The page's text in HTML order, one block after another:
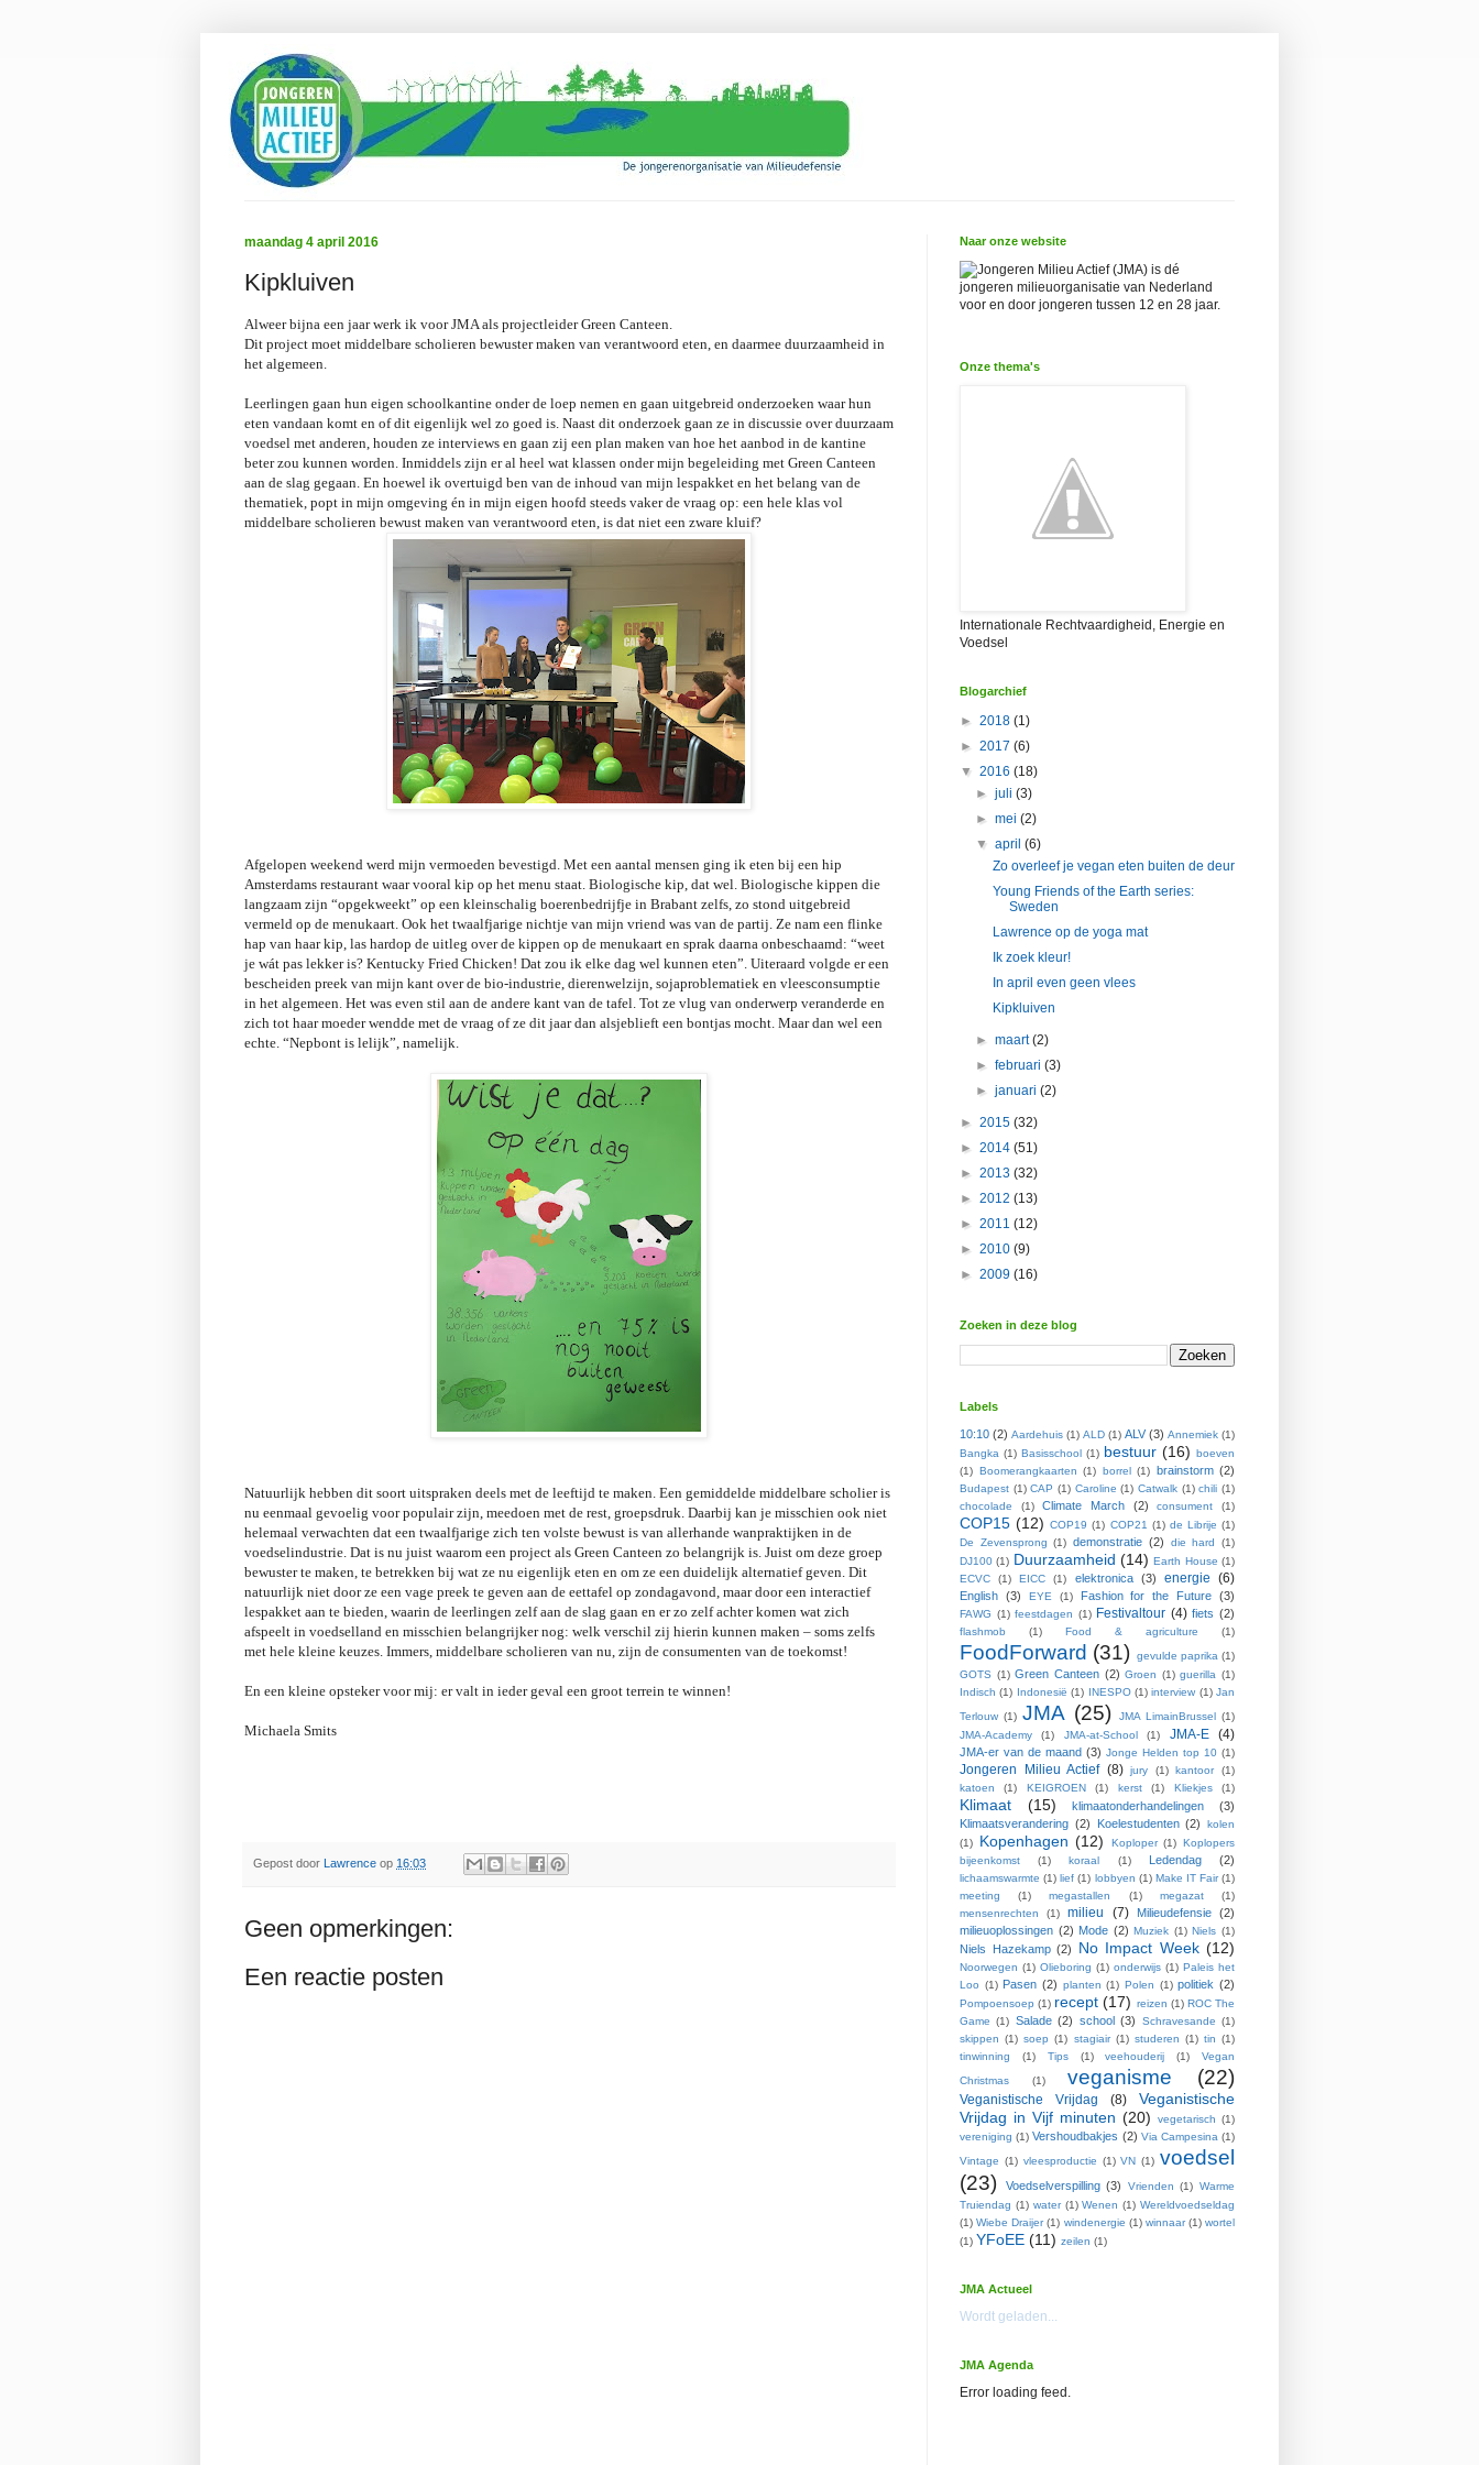
maandag 4 april 2016
Kipkluiven
Alweer bijna een jaar werk ik voor JMA als projectleider Green Canteen.
Dit project moet middelbare scholieren bewuster maken van verantwoord eten, en daarmee duurzaamheid in
het algemeen.
Leerlingen gaan hun eigen schoolkantine onder de loep nemen en gaan uitgebreid onderzoeken waar hun
eten vandaan komt en of dit eigenlijk wel zo goed is. Naast dit onderzoek gaan ze in discussie over duurzaam
voedsel met anderen, houden ze interviews en gaan zij een plan maken van hoe het aanbod in de kantine
beter zou kunnen worden. Inmiddels zijn er al heel wat klassen onder mijn begeleiding met Green Canteen
aan de slag gegaan. En hoewel ik overtuigd ben van de inhoud van mijn lespakket en het belang van de
thematiek, popt in mijn omgeving én in mijn eigen hoofd steeds vaker de vraag op: een hele klas vol
middelbare scholieren bewust maken van verantwoord eten, is dat niet een zware kluif?
Afgelopen weekend werd mijn vermoeden bevestigd. Met een aantal mensen ging ik eten bij een hip
Amsterdams restaurant waar vooral kip op het menu staat. Biologische kip, dat wel. Biologische kippen die
langzaam zijn “opgekweekt” op een kleinschalig boerenbedrijfje in Brabant zelfs, zo stond uitgebreid
vermeld op de menukaart. Ook het twaalfjarige nichtje van mijn vriend was van de partij. Ze nam een flinke
hap van haar kip, las hardop de uitleg over de kippen op de menukaart en sprak daarna onbeschaamd: “weet
je wát pas lekker is? Kentucky Fried Chicken! Dat zou ik elke dag wel kunnen eten”. Uiteraard volgde er een
bescheiden preek van mijn kant over de bio-industrie, dierenwelzijn, sojaproblematiek en vleesconsumptie
in het algemeen. Het was even stil aan de andere kant van de tafel. Tot ze vlug van onderwerp veranderde en
zich tot haar moeder wendde met de vraag of ze dit jaar dan alsjeblieft een bontjas mocht. Maar dan wel een
echte. “Nepbont is lelijk”, namelijk.
Natuurlijk hebben dit soort uitspraken deels met de leeftijd te maken. Een gemiddelde middelbare scholier is
nu eenmaal gevoelig voor populair zijn, meedoen met de rest, groepsdruk. Daarbij kan je misschien ook niet
helemaal verwachten dat een twaalfjarige zich ten volste bewust is van allerhande wanpraktijken in de
voedselindustrie. Dat is nu juist waarom een project als Green Canteen zo belangrijk is. Juist om deze groep
bewuster te maken, te betrekken bij wat ze nu eigenlijk eten en om ze een duidelijk alternatief geven. Dit
natuurlijk niet door ze een vage preek te geven aan de eettafel op zondagavond, maar door een interactief
lespakket aan te bieden, waarin de leerlingen zelf aan de slag gaan en er zo zelf achter komen wat zich
afspeelt in voedselland en misschien belangrijker nog: welk verschil zij hierin kunnen maken – soms zelfs
met hele kleine keuzes. Immers, middelbare scholieren van nu, zijn de consumenten van de toekomst!
En een kleine opsteker voor mij: er valt in ieder geval een groot terrein te winnen!
Michaela Smits
Gepost door Lawrence op 16:03
Geen opmerkingen:
Een reactie posten
Naar onze website
Jongeren Milieu Actief (JMA) is dé
jongeren milieuorganisatie van Nederland
voor en door jongeren tussen 12 en 28 jaar.
Onze thema's
Internationale Rechtvaardigheid, Energie en
Voedsel
Blogarchief
► 2018 (1)
► 2017 (6)
▼ 2016 (18)
►juli(3)
►mei(2)
▼april(6)
Zo overleef je vegan eten buiten de deur
Young Friends of the Earth series:
Sweden
Lawrence op de yoga mat
Ik zoek kleur!
In april even geen vlees
Kipkluiven
►maart(2)
►februari(3)
►januari(2)
► 2015 (32)
► 2014 (51)
► 2013 (32)
► 2012 (13)
► 2011 (12)
► 2010 (9)
► 2009 (16)
Zoeken in deze blog
Labels
10:10 (2) Aardehuis (1) ALD (1) ALV (3) Annemiek (1)
Bangka (1) Basisschool (1) bestuur (16) boeven
(1) Boomerangkaarten (1) borrel (1) brainstorm (2)
Budapest (1) CAP (1) Caroline (1) Catwalk (1) chili (1)
chocolade
(1) Climate March (2) consument (1)
COP15 (12) COP19 (1) COP21 (1) de Librije (1)
De Zevensprong (1) demonstratie (2) die hard
(1)
DJ100 (1) Duurzaamheid (14) Earth House (1)
ECVC
(1) EICC (1) elektronica (3) energie (6)
English (3) EYE (1) Fashion for the Future (3)
FAWG (1) feestdagen (1) Festivaltour (4) fiets (2)
flashmob (1) Food & agriculture (1)
FoodForward (31) gevulde paprika (1)
GOTS (1) Green Canteen (2) Groen (1) guerilla (1)
Indisch (1) Indonesië (1) INESPO (1) interview (1) Jan
Terlouw (1) JMA (25) JMA LimainBrussel (1)
JMA-Academy
(1) JMA-at-School (1) JMA-E (4)
JMA-er van de maand (3) Jonge Helden top 10 (1)
Jongeren Milieu Actief (8) jury (1) kantoor (1)
katoen
(1) KEIGROEN (1) kerst (1) Kliekjes (1)
Klimaat (15) klimaatonderhandelingen
(3)
Klimaatsverandering (2) Koelestudenten (2)
kolen
(1)
Kopenhagen (12) Koploper (1) Koplopers
bijeenkomst
(1) koraal (1) Ledendag (2)
lichaamswarmte (1) lief (1) lobbyen (1) Make IT Fair (1)
meeting
(1) megastallen (1) megazat
(1)
mensenrechten
(1) milieu (7) Milieudefensie
(2)
milieuoplossingen (2) Mode (2) Muziek (1) Niels (1)
Niels Hazekamp (2) No Impact Week (12)
Noorwegen (1) Olieboring (1) onderwijs (1) Paleis het
Loo (1) Pasen (2) planten (1) Polen (1) politiek (2)
Pompoensoep (1) recept (17) reizen (1) ROC The
Game (1) Salade (2) school (3) Schravesande (1)
skippen (1) soep (1) stagiair (1) studeren (1) tin (1)
tinwinning
(1) Tips (1) veehouderij (1)
Vegan
Christmas
(1) veganisme (22)
Veganistische Vrijdag (8)
Veganistische
Vrijdag in Vijf minuten (20) vegetarisch (1)
vereniging (1) Vershoudbakjes (2) Via Campesina (1)
Vintage (1) vleesproductie (1) VN (1) voedsel
(23)
Voedselverspilling (3) Vrienden (1) Warme
Truiendag (1) water (1) Wenen (1) Wereldvoedseldag
(1) Wiebe Draijer (1) windenergie (1) winnaar (1) wortel
(1) YFoEE (11) zeilen (1)
JMA Actueel
Wordt geladen...
JMA Agenda
Error loading feed.